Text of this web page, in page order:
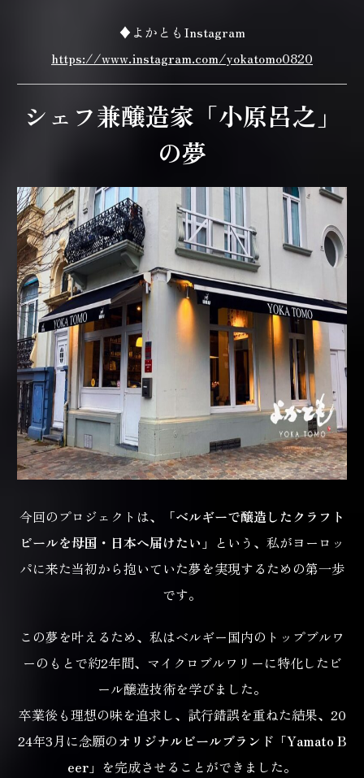
♦よかともInstagram
https://www.instagram.com/yokatomo0820
シェフ兼醸造家「小原呂之」
の夢
今回のプロジェクトは、「ベルギーで醸造したクラフト
ビールを母国・日本へ届けたい 」という、 私がヨーロッ
パに来た当初から抱いていた夢を実現するための第一歩
です。
この夢を叶えるため、私はベルギー国内のトップブルワ
ーのもとで約2年間、 マイクロブルワリーに特化したビ
ール醸造技術を学びました。
卒業後も理想の味を追求し、試行錯誤を重ねた結果、 20
24年3月に念願のオリジナルビールブランド「Yamato B
eer」 を完成させることができました。